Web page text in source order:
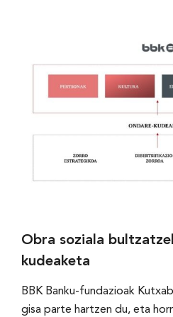
Obra soziala
kudeaketa
BBK Banku-fundazioak
gisa parte hartzen du, eta